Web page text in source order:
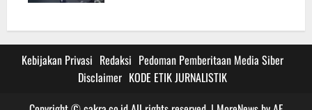
Kebijakan Privasi Redaksi Pedoman Pemberitaan Media Siber
Disclaimer KODE ETIK JURNALISTIK